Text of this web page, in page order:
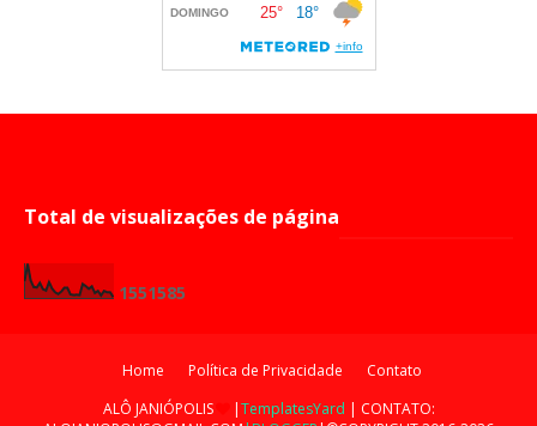
Total de visualizações de página
1551585
Home Política de Privacidade
Contato
ALÔ JANIÓPOLIS
|TemplatesYard | CONTATO: